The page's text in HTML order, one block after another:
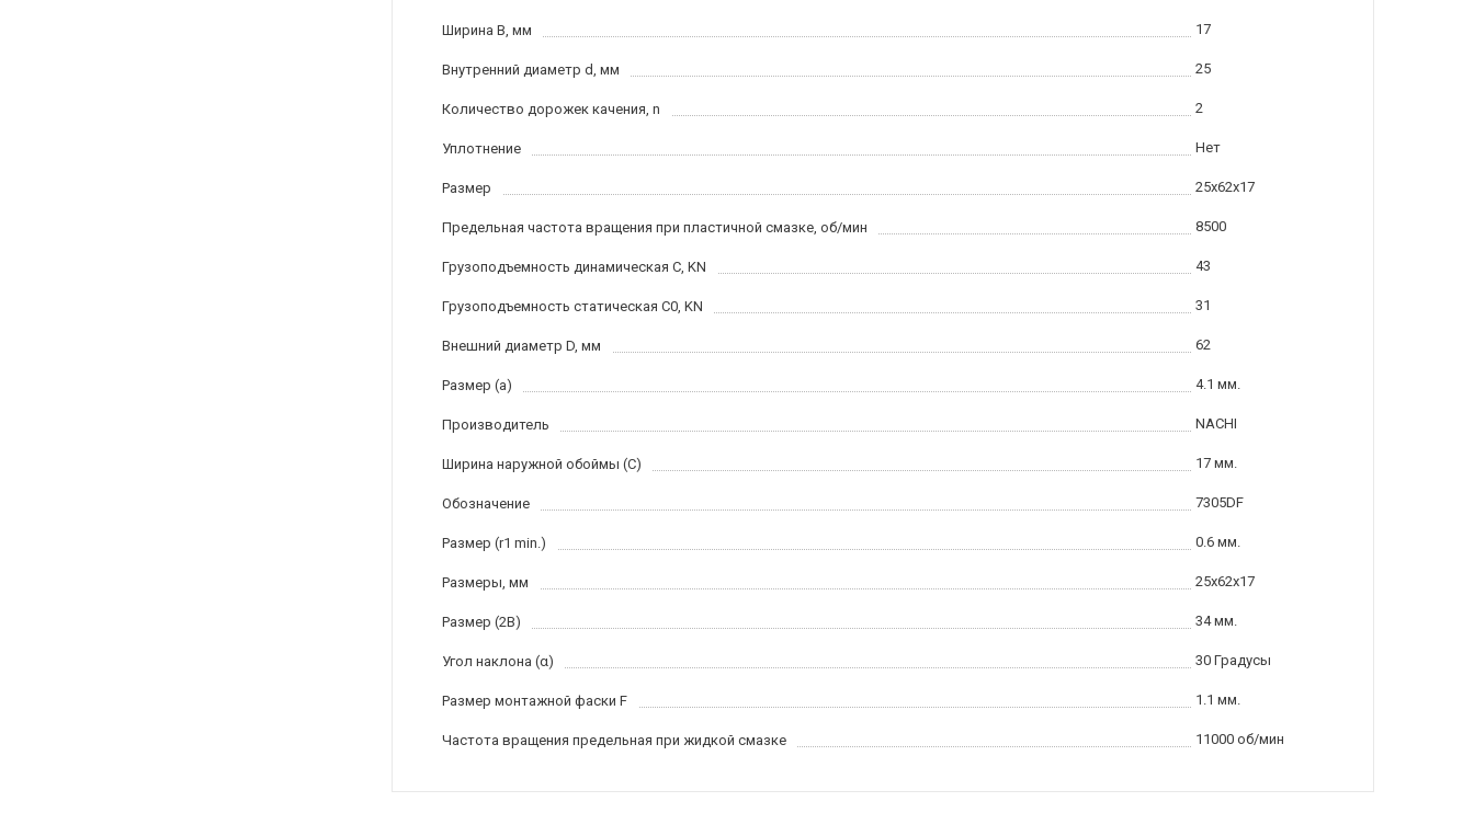
Ширина B, мм 17
Внутренний диаметр d, мм 25
Количество дорожек качения, n 2
Уплотнение Нет
Размер 25x62x17
Предельная частота вращения при пластичной смазке, об/мин 8500
Грузоподъемность динамическая C, KN 43
Грузоподъемность статическая C0, KN 31
Внешний диаметр D, мм 62
Размер (a) 4.1 мм.
Производитель NACHI
Ширина наружной обоймы (C) 17 мм.
Обозначение 7305DF
Размер (r1 min.) 0.6 мм.
Размеры, мм 25x62x17
Размер (2B) 34 мм.
Угол наклона (α) 30 Градусы
Размер монтажной фаски F 1.1 мм.
Частота вращения предельная при жидкой смазке 11000 об/мин